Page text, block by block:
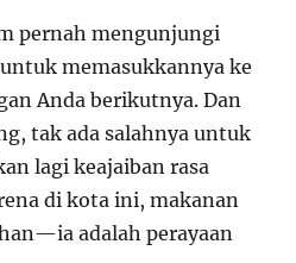
pernah mengunjungi
memasukkannya ke
Anda berikutnya. Dan
tak ada salahnya untuk
lagi keajaiban rasa
di kota ini, makanan
adalah perayaan